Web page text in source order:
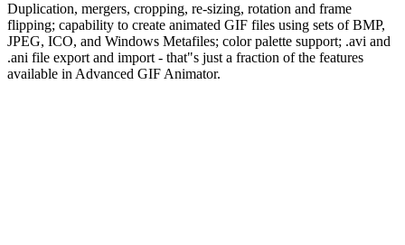
Duplication, mergers, cropping, re-sizing, rotation and frame
flipping; capability to create animated GIF files using sets of BMP,
JPEG, ICO, and Windows Metafiles; color palette support; .avi and
.ani file export and import - that"s just a fraction of the features
available in Advanced GIF Animator.